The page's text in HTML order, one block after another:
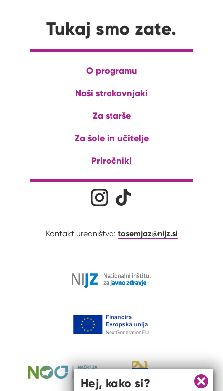
Tukaj smo zate.
O programu
Naši strokovnjaki
Za starše
Za šole in učitelje
Priročniki
Družabna omrežja
Kontakt uredništva: tosemjaz@nijz.si
Zapri
Hej, kako si?